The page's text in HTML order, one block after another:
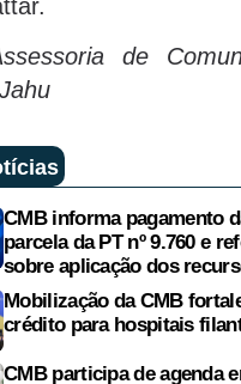
de
CMB informa pagamento
parcela da PT nº 9.760 e
sobre aplicação dos
Mobilização da CMB
crédito para hospitais
CMB participa de agenda